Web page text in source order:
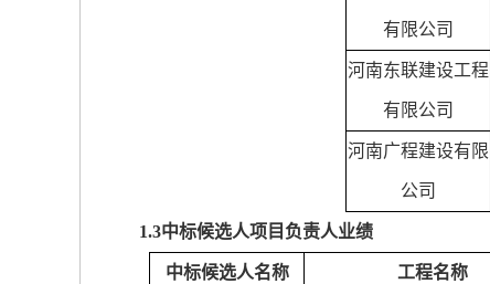
有限公司
河南东联建设工程
有限公司
河南广程建设有限
公司
1.3中标候选人项目负责人业绩
中标候选人名称 工程名称